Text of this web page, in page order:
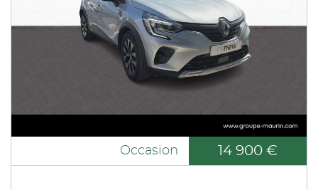
Occasion 14 900 €